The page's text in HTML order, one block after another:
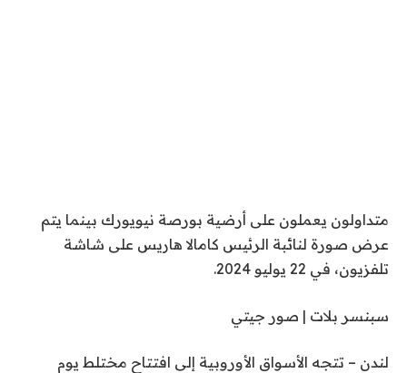
متداولون يعملون على أرضية بورصة نيويورك بينما يتم
عرض صورة لنائبة الرئيس كامالا هاريس على شاشة
تلفزيون، في 22 يوليو 2024.
سبنسر بلات | صور جيتي
لندن – تتجه الأسواق الأوروبية إلى افتتاح مختلط يوم